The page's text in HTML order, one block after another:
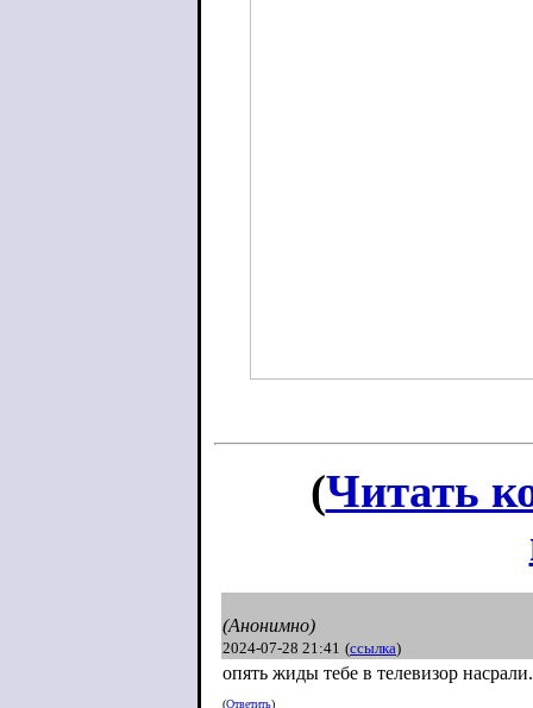
(Читать
(Анонимно)
2024-07-28 21:41 (ссылка)
опять жиды тебе в телевизор
(Ответить)